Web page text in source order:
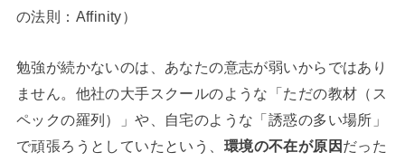
の法則：Affinity）
勉強が続かないのは、あなたの意志が弱いからではあり
ません。他社の大手スクールのような「ただの教材（ス
ペックの羅列）」や、自宅のような「誘惑の多い場所」
で頑張ろうとしていたという、 環境の不在が原因 だった